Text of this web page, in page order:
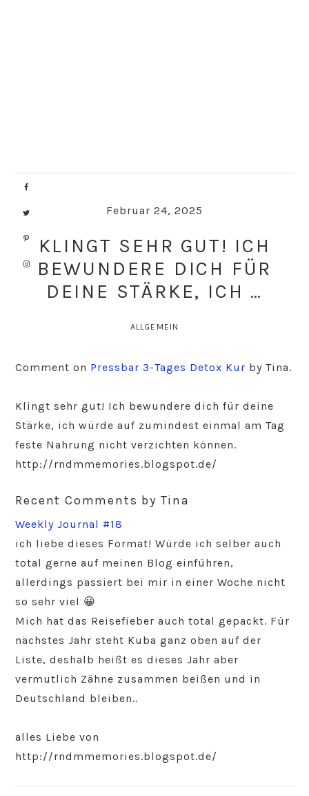
Februar 24, 2025
KLINGT SEHR GUT! ICH
BEWUNDERE DICH FÜR
DEINE STÄRKE, ICH …
ALLGEMEIN
Comment on Pressbar 3-Tages Detox Kur by Tina.
Klingt sehr gut! Ich bewundere dich für deine
Stärke, ich würde auf zumindest einmal am Tag
feste Nahrung nicht verzichten können.
http://rndmmemories.blogspot.de/
Recent Comments by Tina
Weekly Journal #18
ich liebe dieses Format! Würde ich selber auch
total gerne auf meinen Blog einführen,
allerdings passiert bei mir in einer Woche nicht
so sehr viel 😀
Mich hat das Reisefieber auch total gepackt. Für
nächstes Jahr steht Kuba ganz oben auf der
Liste, deshalb heißt es dieses Jahr aber
vermutlich Zähne zusammen beißen und in
Deutschland bleiben..
alles Liebe von
http://rndmmemories.blogspot.de/